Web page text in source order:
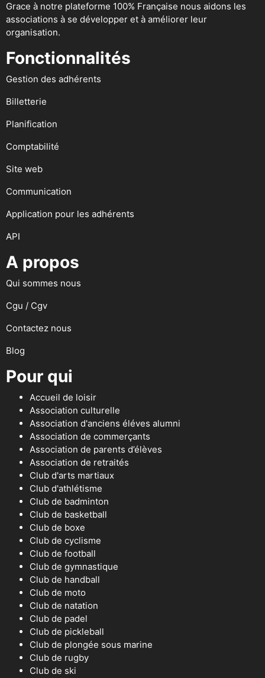
Grace à notre plateforme 100% Française nous aidons les
associations à se développer et à améliorer leur
organisation.
Fonctionnalités
Gestion des adhérents
Billetterie
Planification
Comptabilité
Site web
Communication
Application pour les adhérents
API
A propos
Qui sommes nous
Cgu / Cgv
Contactez nous
Blog
Pour qui
Accueil de loisir
Association culturelle
Association d'anciens éléves alumni
Association de commerçants
Association de parents d’élèves
Association de retraités
Club d'arts martiaux
Club d'athlétisme
Club de badminton
Club de basketball
Club de boxe
Club de cyclisme
Club de football
Club de gymnastique
Club de handball
Club de moto
Club de natation
Club de padel
Club de pickleball
Club de plongée sous marine
Club de rugby
Club de ski